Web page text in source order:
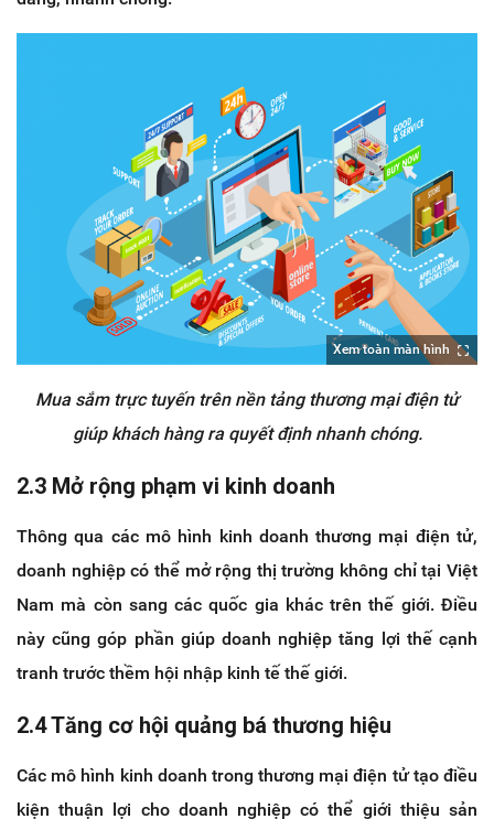
Xem toàn màn hình
Mua sắm trực tuyến trên nền tảng thương mại điện tử
giúp khách hàng ra quyết định nhanh chóng.
2.3 Mở rộng phạm vi kinh doanh
Thông qua các mô hình kinh doanh thương mại điện tử,
doanh nghiệp có thể mở rộng thị trường không chỉ tại Việt
Nam mà còn sang các quốc gia khác trên thế giới. Điều
này cũng góp phần giúp doanh nghiệp tăng lợi thế cạnh
tranh trước thềm hội nhập kinh tế thế giới.
2.4 Tăng cơ hội quảng bá thương hiệu
Các mô hình kinh doanh trong thương mại điện tử tạo điều
kiện thuận lợi cho doanh nghiệp có thể giới thiệu sản